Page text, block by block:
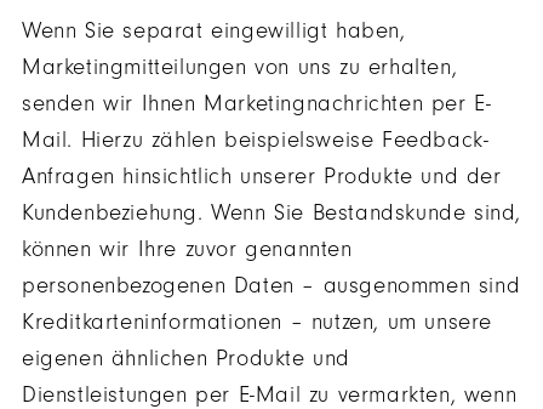
Wenn Sie separat eingewilligt haben,
Marketingmitteilungen von uns zu erhalten,
senden wir Ihnen Marketingnachrichten per E-
Mail. Hierzu zählen beispielsweise Feedback-
Anfragen hinsichtlich unserer Produkte und der
Kundenbeziehung. Wenn Sie Bestandskunde sind,
können wir Ihre zuvor genannten
personenbezogenen Daten – ausgenommen sind
Kreditkarteninformationen – nutzen, um unsere
eigenen ähnlichen Produkte und
Dienstleistungen per E-Mail zu vermarkten, wenn